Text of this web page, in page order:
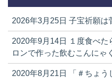
2026年3月25日 子宝祈願は
2020年9月14日
１度食べた
ロンで作った飲むこんにゃ
2020年8月21日
「＃ちょ